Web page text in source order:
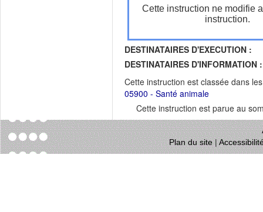
Cette instruction ne modifie
instruction.
DESTINATAIRES D'EXECUTION :
DESTINATAIRES D'INFORMATION :
Cette instruction est classée dans
05900 - Santé animale
Cette instruction est parue au
Plan du site|